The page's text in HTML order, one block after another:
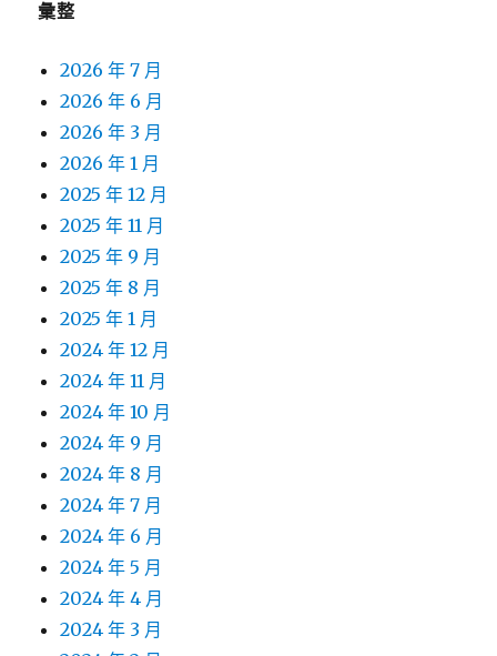
彙整
2026 年 7 月
2026 年 6 月
2026 年 3 月
2026 年 1 月
2025 年 12 月
2025 年 11 月
2025 年 9 月
2025 年 8 月
2025 年 1 月
2024 年 12 月
2024 年 11 月
2024 年 10 月
2024 年 9 月
2024 年 8 月
2024 年 7 月
2024 年 6 月
2024 年 5 月
2024 年 4 月
2024 年 3 月